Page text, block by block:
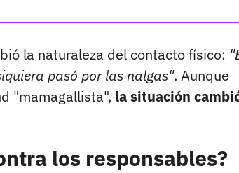
la naturaleza del contacto físico:
pasó por las nalgas". Aunque
"mamagallista", la situación
los responsables?